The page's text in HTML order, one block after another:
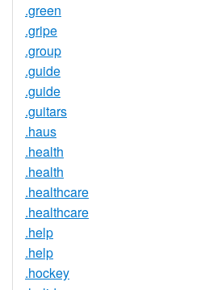
.green
.gripe
.group
.guide
.guide
.guitars
.haus
.health
.health
.healthcare
.healthcare
.help
.help
.hockey